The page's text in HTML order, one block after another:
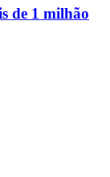
de 1 milhão